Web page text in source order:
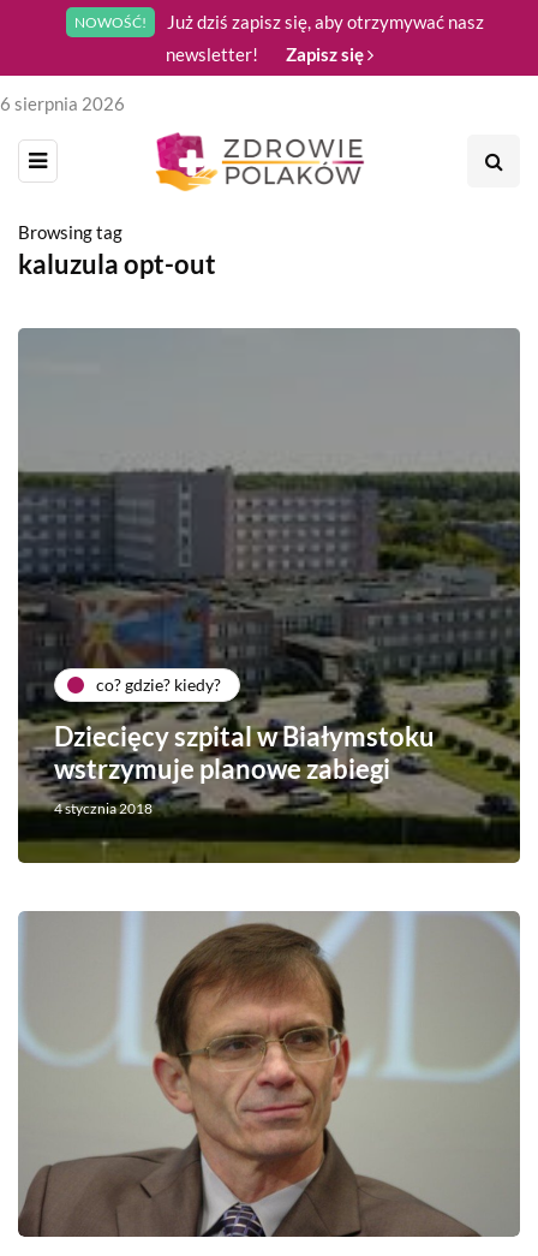
NOWOŚĆ!
Już dziś zapisz się, aby otrzymywać nasz
newsletter!
Zapisz się
6 sierpnia 2026
Browsing tag
kaluzula opt-out
co? gdzie? kiedy?
Dziecięcy szpital w Białymstoku
wstrzymuje planowe zabiegi
4 stycznia 2018